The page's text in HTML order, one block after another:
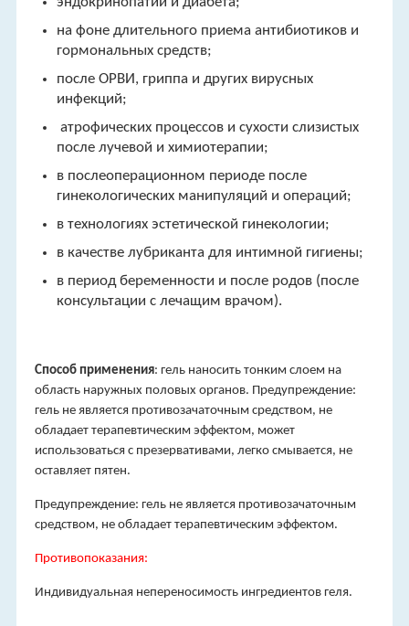
на фоне длительного приема антибиотиков и
гормональных средств;
после ОРВИ, гриппа и других вирусных
инфекций;
атрофических процессов и сухости слизистых
после лучевой и химиотерапии;
в послеоперационном периоде после
гинекологических манипуляций и операций;
в технологиях эстетической гинекологии;
в качестве лубриканта для интимной гигиены;
в период беременности и после родов (после
консультации с лечащим врачом).
Способ применения: гель наносить тонким слоем на
область наружных половых органов. Предупреждение:
гель не является противозачаточным средством, не
обладает терапевтическим эффектом, может
использоваться с презервативами, легко смывается, не
оставляет пятен.
Предупреждение: гель не является противозачаточным
средством, не обладает терапевтическим эффектом.
Противопоказания:
Индивидуальная непереносимость ингредиентов геля.